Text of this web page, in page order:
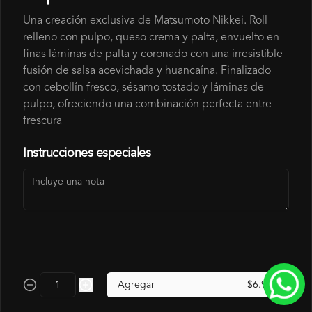
SALSA LOVE
SALSA ROJA A BASE DE PIMENTON
$700
Una creación exclusiva de Matsumoto Nikkei. Roll
relleno con pulpo, queso crema y palta, envuelto en
finas láminas de palta y coronado con una irresistible
fusión de salsa acevichada y huancaína. Finalizado
con cebollín fresco, sésamo tostado y láminas de
pulpo, ofreciendo una combinación perfecta entre
frescura
Instrucciones especiales
Agregar $6.990